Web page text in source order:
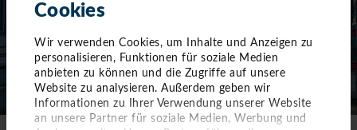
Cookies
Wir verwenden Cookies, um Inhalte und Anzeigen zu
personalisieren, Funktionen für soziale Medien
anbieten zu können und die Zugriffe auf unsere
Website zu analysieren. Außerdem geben wir
Informationen zu Ihrer Verwendung unserer Website
an unsere Partner für soziale Medien, Werbung und